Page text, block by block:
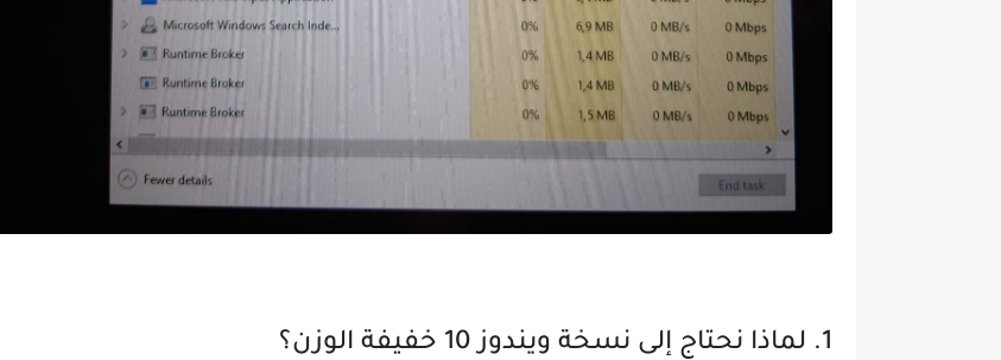
1. لماذا نحتاج إلى نسخة ويندوز 10 خفيفة الوزن؟